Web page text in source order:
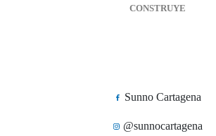
CONSTRUYE
Sunno Cartagena
@sunnocartagena